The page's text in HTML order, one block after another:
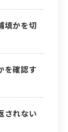
填かを切
を確認す
されない